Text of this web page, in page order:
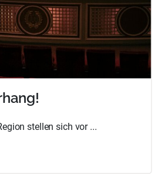
stellen sich vor ...